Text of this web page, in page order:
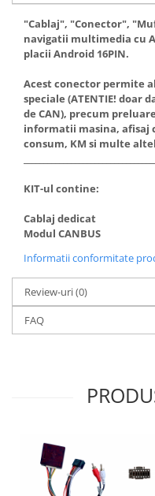
Rame adaptoare Audi
Rame adaptoare BMW
Rame adaptoare Seat
Rame adaptoare Renault
Rame adaptoare Toyota
Rame adaptoare Volvo
Rame adaptoare Honda
Rame Adaptoare Porsche
Rame adaptoare Citroen
Rame adaptoare Peugeot
Rame adaptoare Mazda
Rame adaptoare Kia
Rame adaptoare Alfa Romeo
"Cablaj", "Conector",
navigatii multimedia cu
placii Android 16PIN.
Acest conector permite
speciale (ATENTIE! doar
de CAN), precum
informatii masina, afisaj
consum, KM si multe
KIT-ul contine:
Cablaj dedicat
Modul CANBUS
Informatii conformitate
Review-uri(0)
FAQ